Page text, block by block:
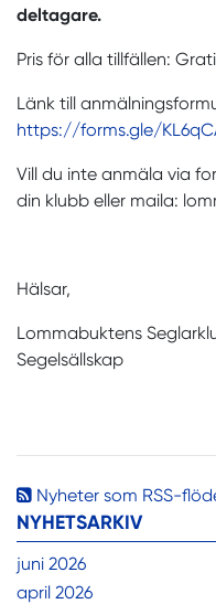
Nyheter som RSS-
NYHETSARKIV
juni 2026
april 2026
deltagare.
Pris för alla tillfällen:
Länk till
https://forms.gle/
Vill du inte anmäla via
din klubb eller maila:
Hälsar,
Lommabuktens
Segelsällskap